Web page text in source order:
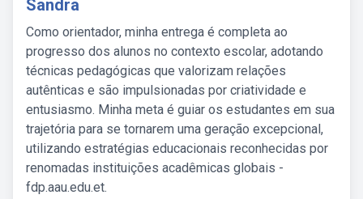
Sandra
Como orientador, minha entrega é completa ao
progresso dos alunos no contexto escolar, adotando
técnicas pedagógicas que valorizam relações
autênticas e são impulsionadas por criatividade e
entusiasmo. Minha meta é guiar os estudantes em sua
trajetória para se tornarem uma geração excepcional,
utilizando estratégias educacionais reconhecidas por
renomadas instituições acadêmicas globais -
fdp.aau.edu.et.